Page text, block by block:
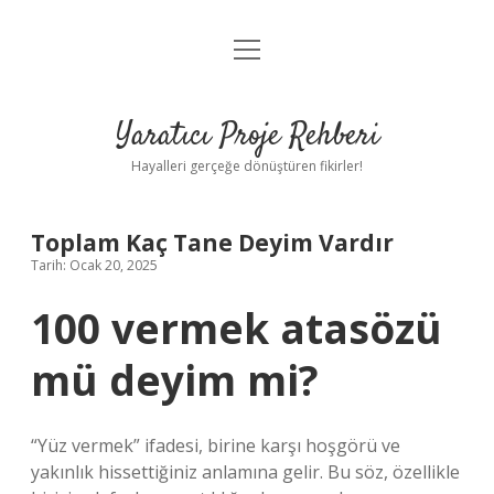
Anasayfa
Yasal Uyarı
menüyü
Yaratıcı Proje Rehberi
Hayalleri gerçeğe dönüştüren fikirler!
Toplam Kaç Tane Deyim Vardır
Tarih: Ocak 20, 2025
100 vermek atasözü
mü deyim mi?
“Yüz vermek” ifadesi, birine karşı hoşgörü ve
yakınlık hissettiğiniz anlamına gelir. Bu söz, özellikle